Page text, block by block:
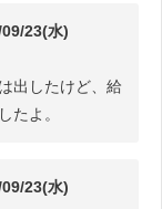
23(水)
出したけど、給
たよ。
23(水)